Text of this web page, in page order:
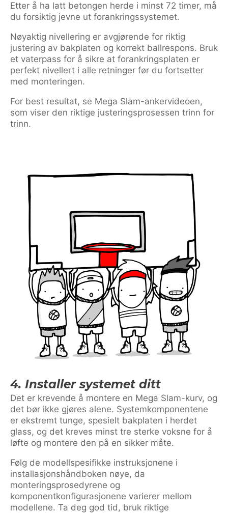
Etter å ha latt betongen herde i minst 72 timer, må
du forsiktig jevne ut forankringssystemet.
Nøyaktig nivellering er avgjørende for riktig
justering av bakplaten og korrekt ballrespons. Bruk
et vaterpass for å sikre at forankringsplaten er
perfekt nivellert i alle retninger før du fortsetter
med monteringen.
For best resultat, se Mega Slam-ankervideoen,
som viser den riktige justeringsprosessen trinn for
trinn.
4. Installer systemet ditt
Det er krevende å montere en Mega Slam-kurv, og
det bør ikke gjøres alene. Systemkomponentene
er ekstremt tunge, spesielt bakplaten i herdet
glass, og det kreves minst tre sterke voksne for å
løfte og montere den på en sikker måte.
Følg de modellspesifikke instruksjonene i
installasjonshåndboken nøye, da
monteringsprosedyrene og
komponentkonfigurasjonene varierer mellom
modellene. Ta deg god tid, bruk riktige